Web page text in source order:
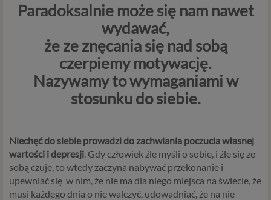
Paradoksalnie może się nam nawet
wydawać,
że ze znęcania się nad sobą
czerpiemy motywację.
Nazywamy to wymaganiami w
stosunku do siebie.
Niechęć do siebie prowadzi do zachwiania poczucia własnej
wartości i depresji. Gdy człowiek źle myśli o sobie, i źle się ze
sobą czuje, to wtedy zaczyna nabywać przekonanie i
upewniać się w nim, że nie ma dla niego miejsca na świecie, że
musi każdego dnia o nie walczyć, udowadniać, że na nie